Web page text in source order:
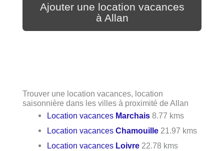
Ajouter une location vacances
à Allan
Trouver une location vacances, location
saisonnière dans les villes à proximité de Allan
Location vacances Marchais 8.77 kms
Location vacancesChamouille 21.97 kms
Location vacances Loivre 22.78 kms